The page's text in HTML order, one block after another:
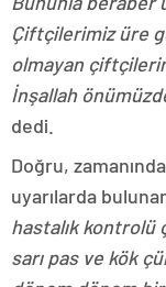
Çiftçilerimiz üre
olmayan
İnşallah
dedi.
Doğru,
uyarılarda
hastalık kontrolü
sarı pas ve kök